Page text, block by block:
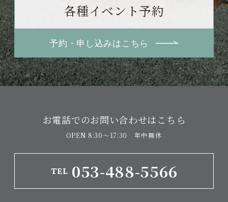
各種イベント予約
予約・申し込みはこちら
お電話でのお問い合わせはこちら
TEL 053-488-5566
OPEN 8:30〜17:30 年中無休